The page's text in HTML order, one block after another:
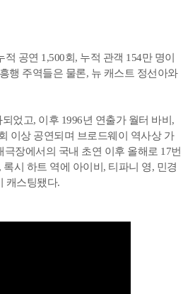
공연 1,500회, 누적 관객 154만 명이
행 주역들은 물론, 뉴 캐스트 정선아와
었고, 이후 1996년 연출가 월터 바비,
이상 공연되며 브로드웨이 역사상 가
장에서의 국내 초연 이후 올해로 17번
시 하트 역에 아이비, 티파니 영, 민경
캐스팅됐다.